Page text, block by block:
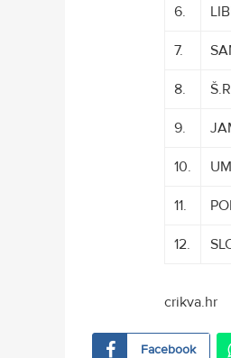
6.
7.
8.
9.
10.
11.
12.
crikva.hr
Facebook